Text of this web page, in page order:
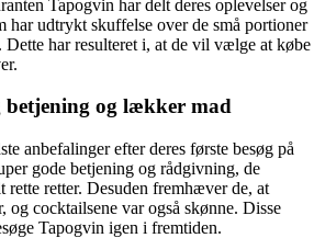
Tapogvin har delt deres oplevelser og
har udtrykt skuffelse over de små portioner
Dette har resulteret i, at de vil vælge at købe
og lækker mad
anbefalinger efter deres første besøg på
gode betjening og rådgivning, de
retter. Desuden fremhæver de, at
cocktailsene var også skønne. Disse
Tapogvin igen i fremtiden.